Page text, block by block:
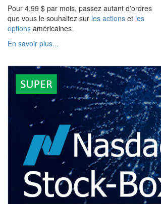
Pour 4,99 $ par mois, passez autant d'ordres
que vous le souhaitez sur les actions et les
options américaines.
En savoir plus...